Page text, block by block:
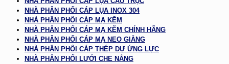
NHÀ PHÂN PHỐI CÁP LỤA INOX 304
NHÀ PHÂN PHỐI CÁP MẠ KẼM
NHÀ PHÂN PHỐI CÁP MẠ KẼM CHÍNH HÃNG
NHÀ PHÂN PHỐI CÁP MẠ NEO GIẰNG
NHÀ PHÂN PHỐI CÁP THÉP DỰ ỨNG LỰC
NHÀ PHÂN PHỐI LƯỚI CHE NẮNG